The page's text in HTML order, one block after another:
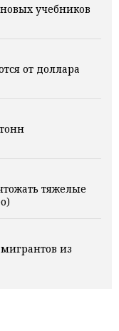
учебников
от доллара
тяжелые
из